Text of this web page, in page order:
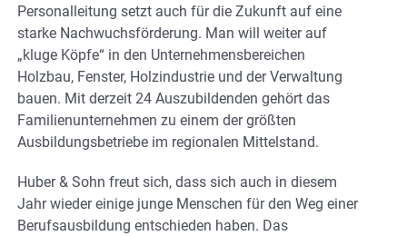
Personalleitung setzt auch für die Zukunft auf eine
starke Nachwuchsförderung. Man will weiter auf
„kluge Köpfe“ in den Unternehmensbereichen
Holzbau, Fenster, Holzindustrie und der Verwaltung
bauen. Mit derzeit 24 Auszubildenden gehört das
Familienunternehmen zu einem der größten
Ausbildungsbetriebe im regionalen Mittelstand.
Huber & Sohn freut sich, dass sich auch in diesem
Jahr wieder einige junge Menschen für den Weg einer
Berufsausbildung entschieden haben. Das